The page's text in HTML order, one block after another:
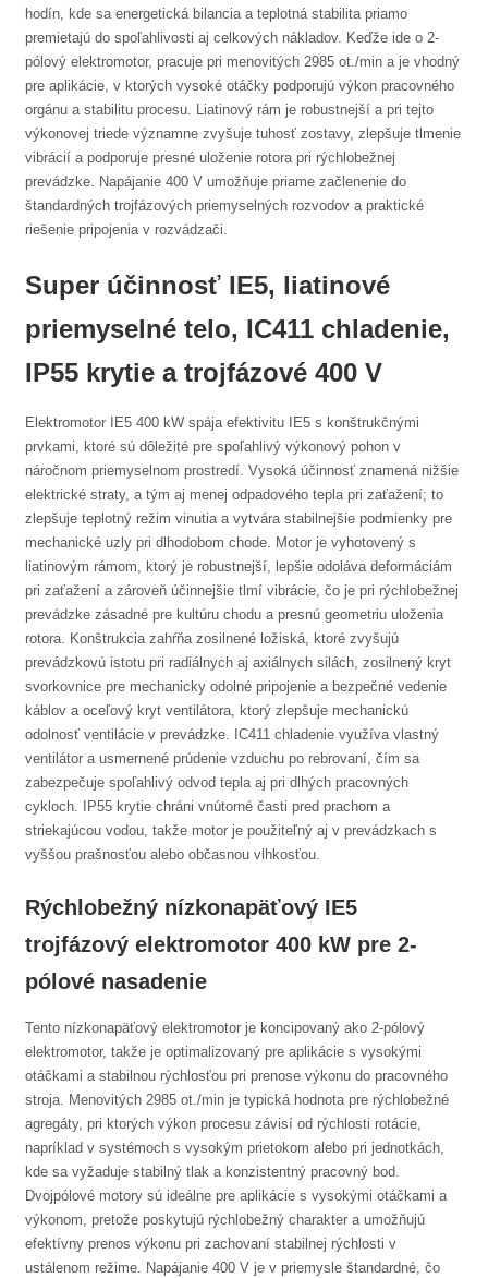
hodín, kde sa energetická bilancia a teplotná stabilita priamo
premietajú do spoľahlivosti aj celkových nákladov. Keďže ide o 2-
pólový elektromotor, pracuje pri menovitých 2985 ot./min a je vhodný
pre aplikácie, v ktorých vysoké otáčky podporujú výkon pracovného
orgánu a stabilitu procesu. Liatinový rám je robustnejší a pri tejto
výkonovej triede významne zvyšuje tuhosť zostavy, zlepšuje tlmenie
vibrácií a podporuje presné uloženie rotora pri rýchlobežnej
prevádzke. Napájanie 400 V umožňuje priame začlenenie do
štandardných trojfázových priemyselných rozvodov a praktické
riešenie pripojenia v rozvádzači.
Super účinnosť IE5, liatinové
priemyselné telo, IC411 chladenie,
IP55 krytie a trojfázové 400 V
Elektromotor IE5 400 kW spája efektivitu IE5 s konštrukčnými
prvkami, ktoré sú dôležité pre spoľahlivý výkonový pohon v
náročnom priemyselnom prostredí. Vysoká účinnosť znamená nižšie
elektrické straty, a tým aj menej odpadového tepla pri zaťažení; to
zlepšuje teplotný režim vinutia a vytvára stabilnejšie podmienky pre
mechanické uzly pri dlhodobom chode. Motor je vyhotovený s
liatinovým rámom, ktorý je robustnejší, lepšie odoláva deformáciám
pri zaťažení a zároveň účinnejšie tlmí vibrácie, čo je pri rýchlobežnej
prevádzke zásadné pre kultúru chodu a presnú geometriu uloženia
rotora. Konštrukcia zahŕňa zosilnené ložiská, ktoré zvyšujú
prevádzkovú istotu pri radiálnych aj axiálnych silách, zosilnený kryt
svorkovnice pre mechanicky odolné pripojenie a bezpečné vedenie
káblov a oceľový kryt ventilátora, ktorý zlepšuje mechanickú
odolnosť ventilácie v prevádzke. IC411 chladenie využíva vlastný
ventilátor a usmernené prúdenie vzduchu po rebrovaní, čím sa
zabezpečuje spoľahlivý odvod tepla aj pri dlhých pracovných
cykloch. IP55 krytie chráni vnútorné časti pred prachom a
striekajúcou vodou, takže motor je použiteľný aj v prevádzkach s
vyššou prašnosťou alebo občasnou vlhkosťou.
Rýchlobežný nízkonapäťový IE5
trojfázový elektromotor 400 kW pre 2-
pólové nasadenie
Tento nízkonapäťový elektromotor je koncipovaný ako 2-pólový
elektromotor, takže je optimalizovaný pre aplikácie s vysokými
otáčkami a stabilnou rýchlosťou pri prenose výkonu do pracovného
stroja. Menovitých 2985 ot./min je typická hodnota pre rýchlobežné
agregáty, pri ktorých výkon procesu závisí od rýchlosti rotácie,
napríklad v systémoch s vysokým prietokom alebo pri jednotkách,
kde sa vyžaduje stabilný tlak a konzistentný pracovný bod.
Dvojpólové motory sú ideálne pre aplikácie s vysokými otáčkami a
výkonom, pretože poskytujú rýchlobežný charakter a umožňujú
efektívny prenos výkonu pri zachovaní stabilnej rýchlosti v
ustálenom režime. Napájanie 400 V je v priemysle štandardné, čo